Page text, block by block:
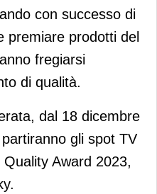
con successo di
premiare prodotti del
fregiarsi
di qualità.
dal 18 dicembre
gli spot TV
Award 2023,